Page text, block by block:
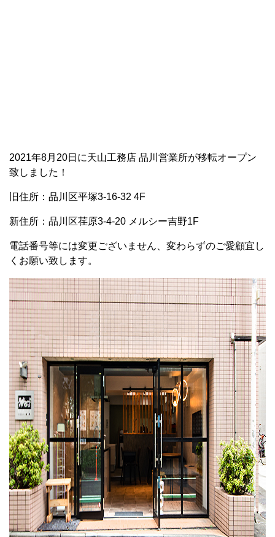
2021年8月20日に天山工務店 品川営業所が移転オープン
致しました！
旧住所：品川区平塚3-16-32 4F
新住所：品川区荏原3-4-20 メルシー吉野1F
電話番号等には変更ございません、変わらずのご愛顧宜し
くお願い致します。